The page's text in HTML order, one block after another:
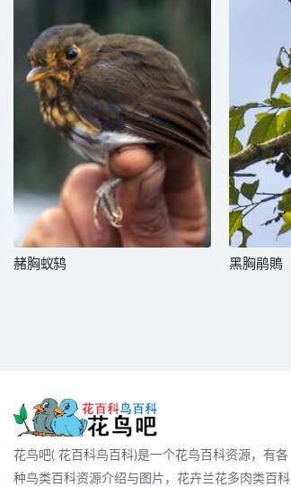
赭胸蚁鸫 黑胸鹃鵙
花鸟吧( 花百科鸟百科)是一个花鸟百科资源，有各
种鸟类百科资源介绍与图片，花卉兰花多肉类百科